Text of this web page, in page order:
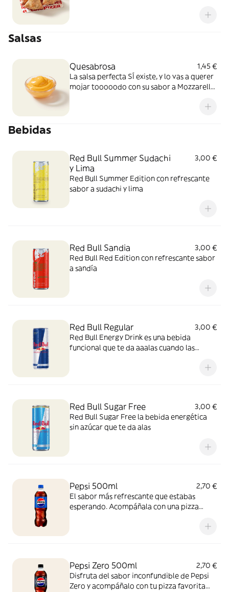
Salsas
Quesabrosa
1,45 €
La salsa perfecta SÍ existe, y lo vas a querer
mojar tooooodo con su sabor a Mozzarella
Bebidas
Red Bull Summer Sudachi
y Lima
3,00 €
Red Bull Summer Edition con refrescante
sabor a sudachi y lima
Red Bull Sandia
3,00 €
Red Bull Red Edition con refrescante sabor
a sandía
Red Bull Regular
3,00 €
Red Bull Energy Drink es una bebida
funcional que te da aaalas cuando las
Red Bull Sugar Free
3,00 €
Red Bull Sugar Free la bebida energética
sin azúcar que te da alas
Pepsi 500ml
2,70 €
El sabor más refrescante que estabas
esperando. Acompáñala con una pizza
Pepsi Zero 500ml
2,70 €
Disfruta del sabor inconfundible de Pepsi
Zero y acompáñalo con tu pizza favorita